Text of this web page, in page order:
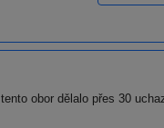
obor dělalo přes 30